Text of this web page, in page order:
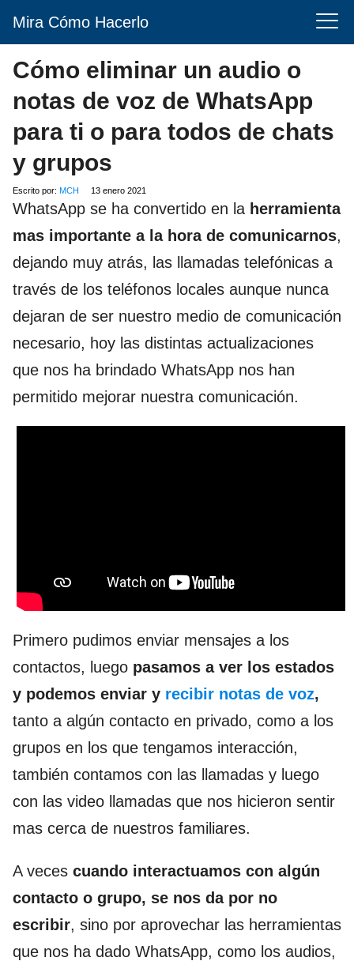
Mira Cómo Hacerlo
Cómo eliminar un audio o
notas de voz de WhatsApp
para ti o para todos de chats
y grupos
Escrito por: MCH 13 enero 2021
WhatsApp se ha convertido en la herramienta
mas importante a la hora de comunicarnos,
dejando muy atrás, las llamadas telefónicas a
través de los teléfonos locales aunque nunca
dejaran de ser nuestro medio de comunicación
necesario, hoy las distintas actualizaciones
que nos ha brindado WhatsApp nos han
permitido mejorar nuestra comunicación.
Primero pudimos enviar mensajes a los
contactos, luego pasamos a ver los estados
y podemos enviar y recibir notas de voz,
tanto a algún contacto en privado, como a los
grupos en los que tengamos interacción,
también contamos con las llamadas y luego
con las video llamadas que nos hicieron sentir
mas cerca de nuestros familiares.
A veces cuando interactuamos con algún
contacto o grupo, se nos da por no
escribir, sino por aprovechar las herramientas
que nos ha dado WhatsApp, como los audios,